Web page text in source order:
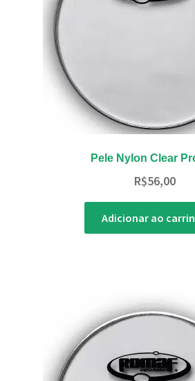
Pele Nylon Clear
R$56,00
Adicionar ao